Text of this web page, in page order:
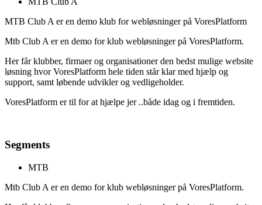
MTB Club A er en demo klub for webløsninger på VoresPlatform
Mtb Club A er en demo for klub webløsninger på VoresPlatform.
Her får klubber, firmaer og organisationer den bedst mulige website
løsning hvor VoresPlatform hele tiden står klar med hjælp og
support, samt løbende udvikler og vedligeholder.
VoresPlatform er til for at hjælpe jer ..både idag og i fremtiden.
Segments
MTB
Mtb Club A er en demo for klub webløsninger på VoresPlatform.